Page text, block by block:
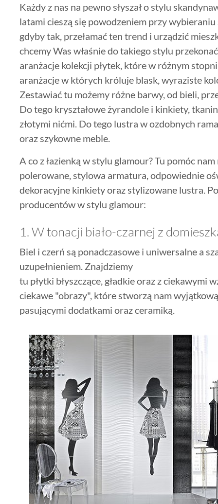
Każdy z nas na pewno słyszał o stylu
latami cieszą się powodzeniem przy
gdyby tak, przełamać ten trend i urządzić
chcemy Was właśnie do takiego stylu
aranżacje kolekcji płytek, które w różnym
aranżacje w których króluje blask, wyraziste
Zestawiać tu możemy różne barwy, od bieli,
Do tego kryształowe żyrandole i kinkiety,
złotymi nićmi. Do tego lustra w ozdobnych
oraz szykowne meble.
A co z łazienką w stylu glamour? Tu pomóc nam
polerowane, stylowa armatura, odpowiednie
dekoracyjne kinkiety oraz stylizowane lustra.
producentów w stylu glamour:
1. W tonacji biało-czarnej z
Biel i czerń są ponadczasowe i uniwersalne a
uzupełnieniem. Znajdziemy
tu płytki błyszczące, gładkie oraz z
ciekawe "obrazy", które stworzą nam
pasującymi dodatkami oraz ceramiką.